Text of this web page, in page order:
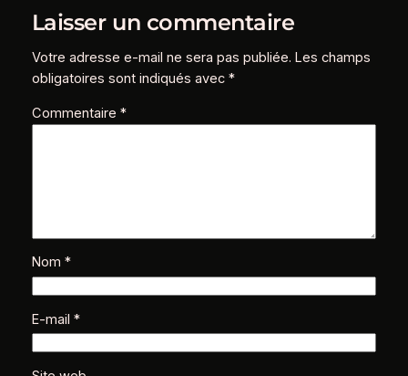
Laisser un commentaire
Votre adresse e-mail ne sera pas publiée. Les champs
obligatoires sont indiqués avec *
Commentaire *
Nom *
E-mail *